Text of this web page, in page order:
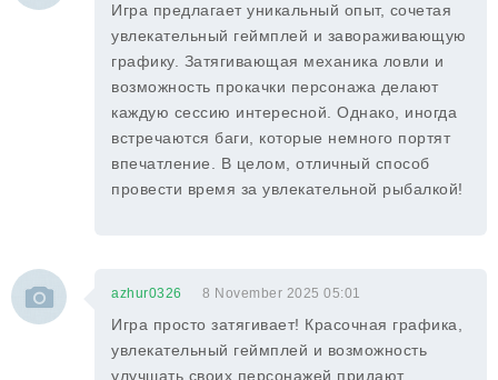
Игра предлагает уникальный опыт, сочетая
увлекательный геймплей и завораживающую
графику. Затягивающая механика ловли и
возможность прокачки персонажа делают
каждую сессию интересной. Однако, иногда
встречаются баги, которые немного портят
впечатление. В целом, отличный способ
провести время за увлекательной рыбалкой!
azhur0326 8 November 2025 05:01
Игра просто затягивает! Красочная графика,
увлекательный геймплей и возможность
улучшать своих персонажей придают